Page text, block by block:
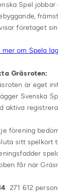
Spel
företaget
mer om Spela
Gräsroten:
är eget
Svenska
aktiva
förening
sitt spelkort
får när
: 271 612